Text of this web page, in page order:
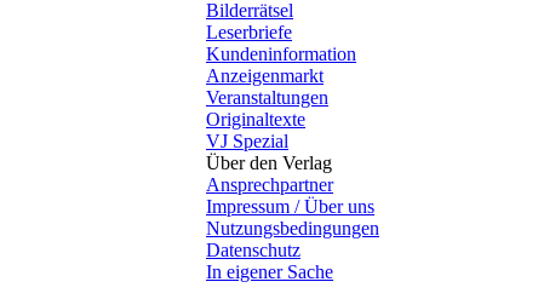
Bilderrätsel
Leserbriefe
Kundeninformation
Anzeigenmarkt
Veranstaltungen
Originaltexte
VJ Spezial
Über den Verlag
Ansprechpartner
Impressum / Über uns
Nutzungsbedingungen
Datenschutz
In eigener Sache